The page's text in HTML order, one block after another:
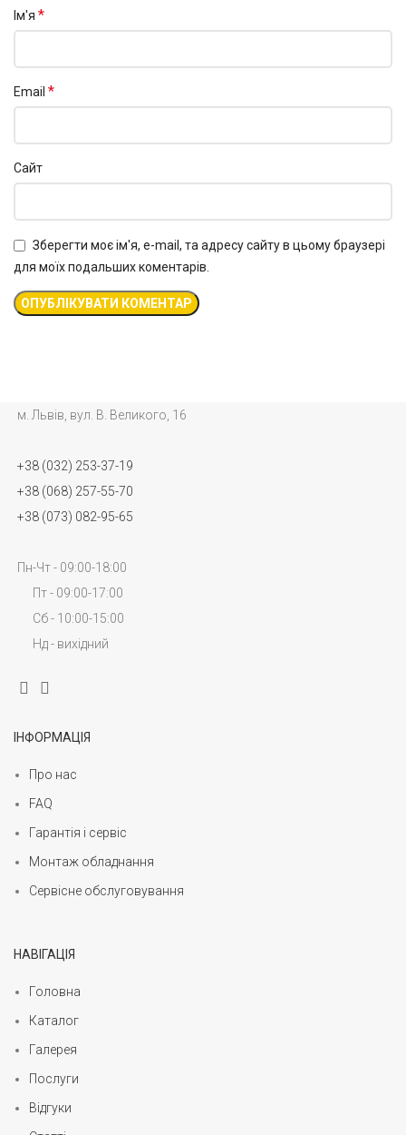
Ім'я *
Email *
Сайт
Зберегти моє ім'я, e-mail, та адресу сайту в цьому браузері
для моїх подальших коментарів.
м. Львів, вул. В. Великого, 16
+38 (032) 253-37-19
+38 (068) 257-55-70
+38 (073) 082-95-65
Пн-Чт - 09:00-18:00
Пт - 09:00-17:00
Сб - 10:00-15:00
Нд - вихідний
ІНФОРМАЦІЯ
Про нас
FAQ
Гарантія і сервіс
Монтаж обладнання
Сервісне обслуговування
НАВІГАЦІЯ
Головна
Каталог
Галерея
Послуги
Відгуки